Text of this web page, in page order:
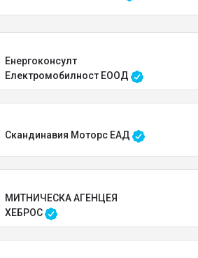
Енергоконсулт
Електромобилност ЕООД
Скандинавия Моторс ЕАД
МИТНИЧЕСКА АГЕНЦЕЯ
ХЕБРОС